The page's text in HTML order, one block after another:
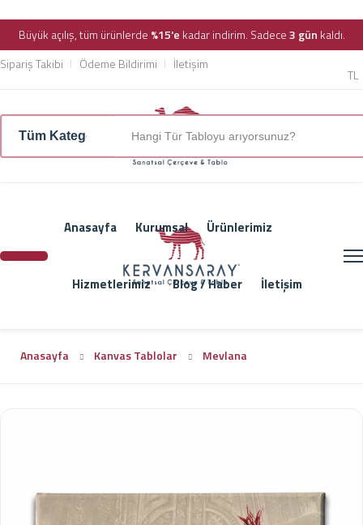
Büyük açılış, tüm ürünlerde %15'e kadar indirim. Sadece3 gün kaldı.
Sipariş Takibi
Ödeme Bildirimi İletişim
TL
Anasayfa Kurumsal Ürünlerimiz
Hizmetlerimiz Blog / Haber İletişim
Anasayfa Kanvas Tablolar Mevlana